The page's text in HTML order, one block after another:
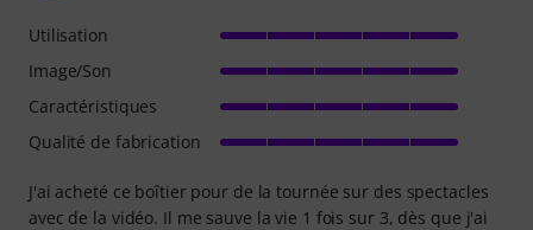
J'ai acheté ce boîtier pour de la tournée sur des spectacles
avec de la vidéo. Il me sauve la vie 1 fois sur 3, dès que j'ai
Utilisation
Image/Son
Caractéristiques
Qualité de fabrication